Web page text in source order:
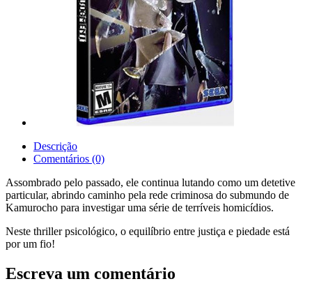
Descrição
Comentários (0)
Assombrado pelo passado, ele continua lutando como um detetive
particular, abrindo caminho pela rede criminosa do submundo de
Kamurocho para investigar uma série de terríveis homicídios.
Neste thriller psicológico, o equilíbrio entre justiça e piedade está
por um fio!
Escreva um comentário